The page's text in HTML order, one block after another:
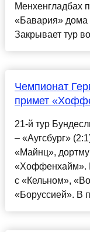
Менхенгладбах
«Бавария» дома
Закрывает тур
Чемпионат
примет
21-й тур
– «Аугсбург»
«Майнц»,
«Хоффенхайм».
с «Кельном»,
«Боруссией». В